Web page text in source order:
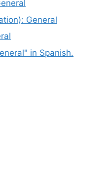
General
in Spanish.